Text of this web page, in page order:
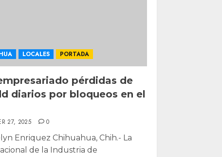
LOCALES PORTADA
pérdidas de
diarios por bloqueos en el
27, 2025 0
Enriquez Chihuahua, Chih.- La
de la Industria de